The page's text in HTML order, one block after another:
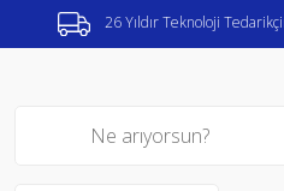
26 Yıldır Teknoloji